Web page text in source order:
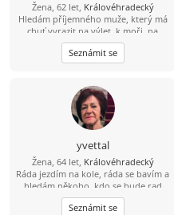
Žena, 62 let, Královéhradecký
Hledám příjemného muže, který má
chuť vyrazit na výlet, k moři, na
kolo, nebo jen tak objevovat hezká
místa
Seznámit se
yvettal
Žena, 64 let, Královéhradecký
Ráda jezdím na kole, ráda se bavím a
hledám někoho, kdo se bude rad
bavit se mnou.
Seznámit se